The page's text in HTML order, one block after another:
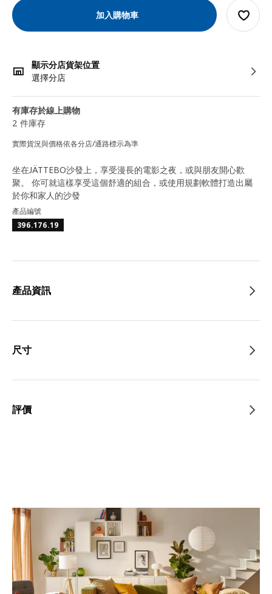
加入購物車
顯示分店貨架位置
選擇分店
有庫存於線上購物
2 件庫存
實際貨況與價格依各分店/通路標示為準
坐在JÄTTEBO沙發上，享受漫長的電影之夜，或與朋友開心歡
聚。 你可就這樣享受這個舒適的組合，或使用規劃軟體打造出屬
於你和家人的沙發
產品編號
396.176.19
產品資訊
尺寸
評價